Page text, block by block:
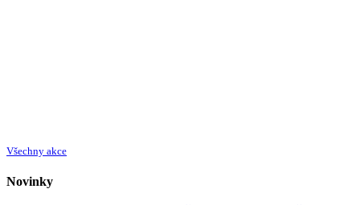
Všechny akce
Novinky